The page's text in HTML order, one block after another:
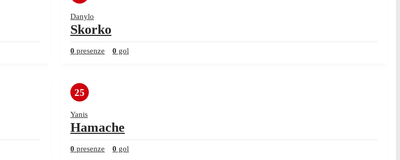
Danylo
Skorko
0 presenze 0 gol
25
Yanis
Hamache
0 presenze 0 gol